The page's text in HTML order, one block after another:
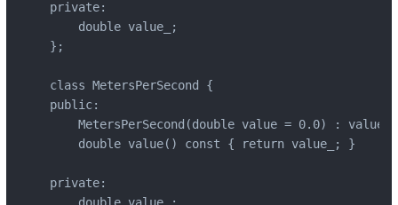
private:
    double value_;
};
class MetersPerSecond {
public:
MetersPerSecond(double value = 0.0) :
    double value() const { return value_; }
private: